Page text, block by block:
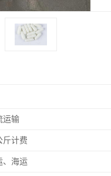
运输
斤计费
、海运